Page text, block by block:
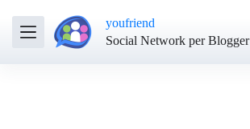
youfriend
Social Network per Blogger